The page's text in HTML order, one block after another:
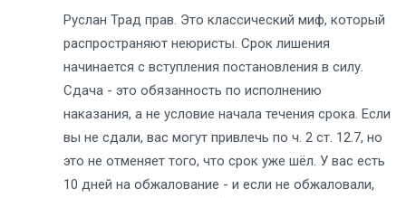
Руслан Трад прав. Это классический миф, который
распространяют неюристы. Срок лишения
начинается с вступления постановления в силу.
Сдача - это обязанность по исполнению
наказания, а не условие начала течения срока. Если
вы не сдали, вас могут привлечь по ч. 2 ст. 12.7, но
это не отменяет того, что срок уже шёл. У вас есть
10 дней на обжалование - и если не обжаловали,